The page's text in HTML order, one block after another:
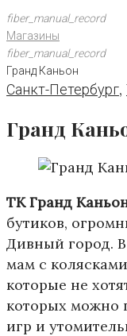
fiber_manual_record
Магазины
fiber_manual_record
Гранд Каньон
Санкт-Петербург,
Гранд
ТК Гранд
бутиков,
Дивный город.
мам с
которые не
которых можно
игр и